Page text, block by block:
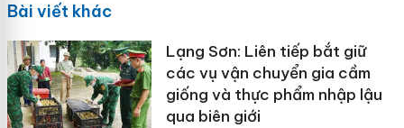
Bài viết khác
Lạng Sơn: Liên tiếp bắt giữ
các vụ vận chuyển gia cầm
giống và thực phẩm nhập lậu
qua biên giới